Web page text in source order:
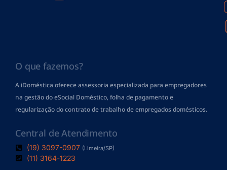
O que fazemos?
A iDoméstica oferece assessoria especializada para empregadores
na gestão do eSocial Doméstico, folha de pagamentoe
regularização do contrato de trabalho de empregados domésticos.
Central de Atendimento
(19) 3097-0907 (Limeira/SP)
(11) 3164-1223